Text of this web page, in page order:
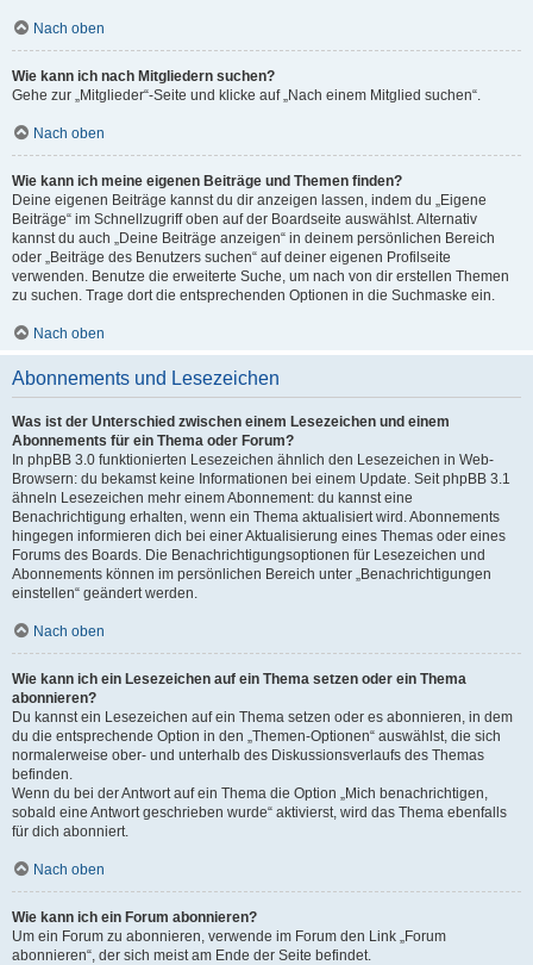
Nach oben
Wie kann ich nach Mitgliedern suchen?
Gehe zur „Mitglieder“-Seite und klicke auf „Nach einem Mitglied suchen“.
Nach oben
Wie kann ich meine eigenen Beiträge und Themen finden?
Deine eigenen Beiträge kannst du dir anzeigen lassen, indem du „Eigene
Beiträge“ im Schnellzugriff oben auf der Boardseite auswählst. Alternativ
kannst du auch „Deine Beiträge anzeigen“ in deinem persönlichen Bereich
oder „Beiträge des Benutzers suchen“ auf deiner eigenen Profilseite
verwenden. Benutze die erweiterte Suche, um nach von dir erstellen Themen
zu suchen. Trage dort die entsprechenden Optionen in die Suchmaske ein.
Nach oben
Abonnements und Lesezeichen
Was ist der Unterschied zwischen einem Lesezeichen und einem
Abonnements für ein Thema oder Forum?
In phpBB 3.0 funktionierten Lesezeichen ähnlich den Lesezeichen in Web-
Browsern: du bekamst keine Informationen bei einem Update. Seit phpBB 3.1
ähneln Lesezeichen mehr einem Abonnement: du kannst eine
Benachrichtigung erhalten, wenn ein Thema aktualisiert wird. Abonnements
hingegen informieren dich bei einer Aktualisierung eines Themas oder eines
Forums des Boards. Die Benachrichtigungsoptionen für Lesezeichen und
Abonnements können im persönlichen Bereich unter „Benachrichtigungen
einstellen“ geändert werden.
Nach oben
Wie kann ich ein Lesezeichen auf ein Thema setzen oder ein Thema
abonnieren?
Du kannst ein Lesezeichen auf ein Thema setzen oder es abonnieren, in dem
du die entsprechende Option in den „Themen-Optionen“ auswählst, die sich
normalerweise ober- und unterhalb des Diskussionsverlaufs des Themas
befinden.
Wenn du bei der Antwort auf ein Thema die Option „Mich benachrichtigen,
sobald eine Antwort geschrieben wurde“ aktivierst, wird das Thema ebenfalls
für dich abonniert.
Nach oben
Wie kann ich ein Forum abonnieren?
Um ein Forum zu abonnieren, verwende im Forum den Link „Forum
abonnieren“, der sich meist am Ende der Seite befindet.